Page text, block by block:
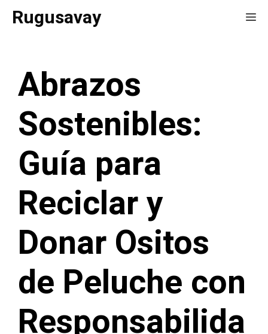
SaltarRugusavay
Abrazos
Sostenibles:
Guía para
Reciclar y
Donar Ositos
de Peluche con
Responsabilida